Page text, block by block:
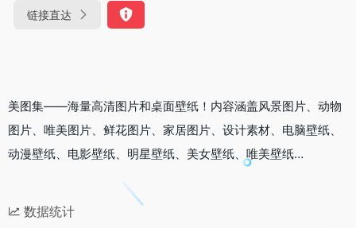
链接直达
美图集——海量高清图片和桌面壁纸！内容涵盖风景图片、动物
图片、唯美图片、鲜花图片、家居图片、设计素材、电脑壁纸、
动漫壁纸、电影壁纸、明星壁纸、美女壁纸、唯美壁纸…
数据统计